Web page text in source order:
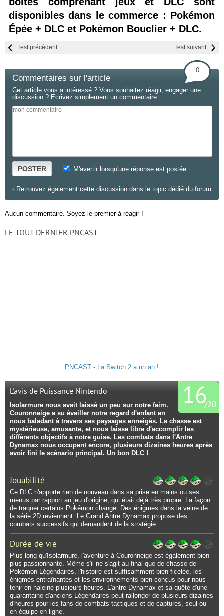
disponibles dans le commerce : Pokémon
Épée + DLC et Pokémon Bouclier + DLC.
Test suivant
Test précédent
Commentaires sur l'article
0
Cet article vous a intéressé ? Vous souhaitez réagir, engager une
discussion ? Ecrivez simplement un commentaire.
POSTER M'avertir lorsqu'une réponse est postée
› Retrouvez également cette discussion dans le topic dédié du forum
Aucun commentaire. Soyez le premier à réagir !
LE TOUT DERNIER PNCAST
PNCAST - La Switch 2 a un an !
16
/20
L'avis de Puissance Nintendo
Isolarmure nous avait laissé un peu sur notre faim.
Couronneige a su éveiller notre regard d'enfant en
nous baladant à travers ses paysages enneigés. La chasse est
mystérieuse, amusante, et nous laisse libre d'accomplir les
différents objectifs à notre guise. Les combats dans l'Antre
Dynamax nous occupent encore, plusieurs dizaines heures après
avoir fini le scénario principal. Un bon DLC !
Jouabilité
Ce DLC n'apporte rien de nouveau dans sa prise en mains ou ses
menus par rapport au jeu d'origine, qui était déjà très propre. La façon
de traquer certains Pokémon change. Des énigmes dans la veine de
la série 2D reviennent. Le Grand Antre Dynamax propose des
combats successifs qui demandent de la stratégie.
Durée de vie
Plus long qu'Isolarmure, l'aventure à Couronneige est également bien
plus passionnante. Même s'il ne s'agit au final que de chasse de
Pokémon Légendaires, l'histoire est suffisamment bien ficelée, les
énigmes entraînantes et les environnements bien conçus pour nous
tenir en haleine plusieurs heures. L'antre Dynamax et sa quête d'une
quarantaine d'anciens Légendaires peut rallonger de plusieurs dizaines
d'heures pour les fans de combats tactiques et de captures, seul ou
en équipe en ligne.